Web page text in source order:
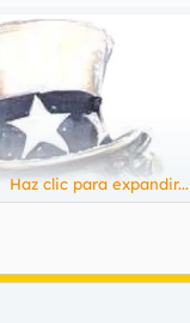
Haz clic para expandir...